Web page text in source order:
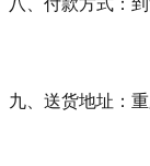
九、送货地址：